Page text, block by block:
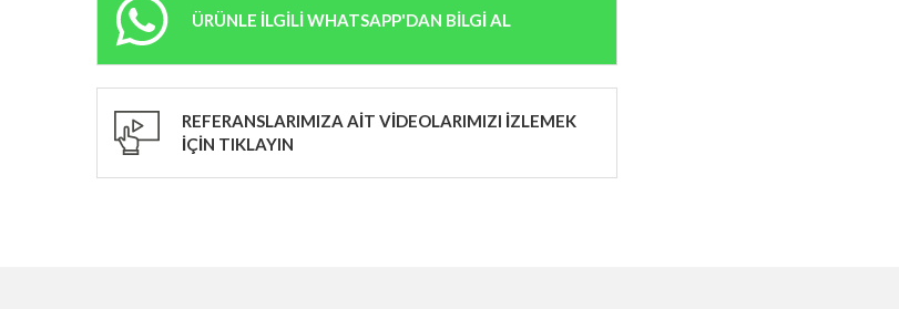
ÜRÜNLE İLGİLİ WHATSAPP'DAN BİLGİ AL
REFERANSLARIMIZA AİT VİDEOLARIMIZI İZLEMEK
İÇİN TIKLAYIN